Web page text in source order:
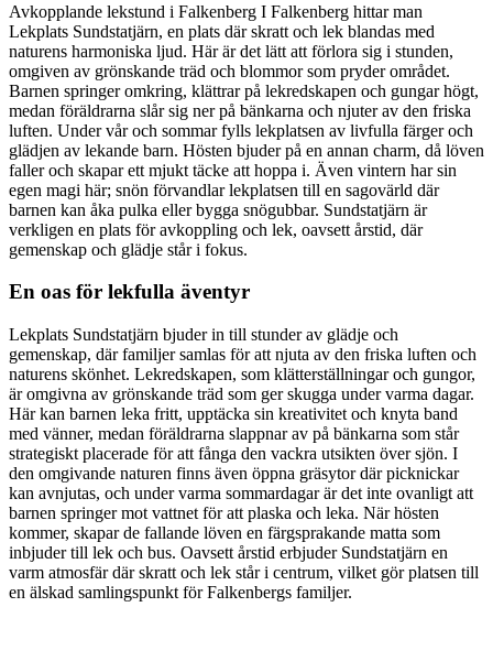
Avkopplande lekstund i Falkenberg I Falkenberg hittar man
Lekplats Sundstatjärn, en plats där skratt och lek blandas med
naturens harmoniska ljud. Här är det lätt att förlora sig i stunden,
omgiven av grönskande träd och blommor som pryder området.
Barnen springer omkring, klättrar på lekredskapen och gungar högt,
medan föräldrarna slår sig ner på bänkarna och njuter av den friska
luften. Under vår och sommar fylls lekplatsen av livfulla färger och
glädjen av lekande barn. Hösten bjuder på en annan charm, då löven
faller och skapar ett mjukt täcke att hoppa i. Även vintern har sin
egen magi här; snön förvandlar lekplatsen till en sagovärld där
barnen kan åka pulka eller bygga snögubbar. Sundstatjärn är
verkligen en plats för avkoppling och lek, oavsett årstid, där
gemenskap och glädje står i fokus.
En oas för lekfulla äventyr
Lekplats Sundstatjärn bjuder in till stunder av glädje och
gemenskap, där familjer samlas för att njuta av den friska luften och
naturens skönhet. Lekredskapen, som klätterställningar och gungor,
är omgivna av grönskande träd som ger skugga under varma dagar.
Här kan barnen leka fritt, upptäcka sin kreativitet och knyta band
med vänner, medan föräldrarna slappnar av på bänkarna som står
strategiskt placerade för att fånga den vackra utsikten över sjön. I
den omgivande naturen finns även öppna gräsytor där picknickar
kan avnjutas, och under varma sommardagar är det inte ovanligt att
barnen springer mot vattnet för att plaska och leka. När hösten
kommer, skapar de fallande löven en färgsprakande matta som
inbjuder till lek och bus. Oavsett årstid erbjuder Sundstatjärn en
varm atmosfär där skratt och lek står i centrum, vilket gör platsen till
en älskad samlingspunkt för Falkenbergs familjer.